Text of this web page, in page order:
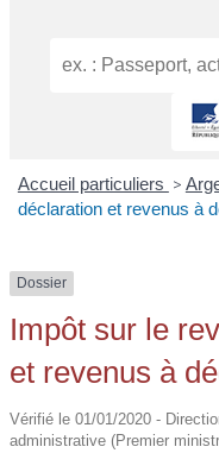
Accueil particuliers >
déclaration et revenus à
Dossier
Impôt sur le
et revenus à
Vérifié le 01/01/2020 -
administrative (Premier